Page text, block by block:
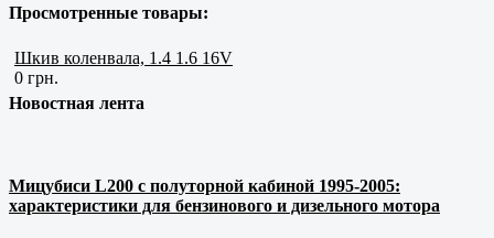
Просмотренные товары:
Шкив коленвала, 1.4 1.6 16V
0 грн.
Новостная лента
Мицубиси L200 с полуторной кабиной 1995-2005:
характеристики для бензинового и дизельного мотора